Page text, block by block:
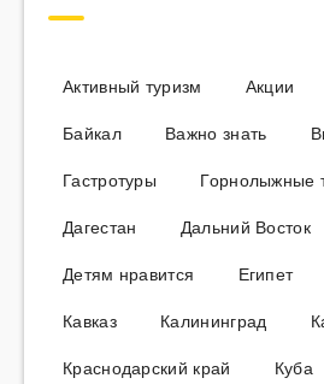
Активный туризм Акции
Байкал
Важно знать
Гастротуры
Горнолыжные
Дагестан
Дальний Восток
Детям нравится
Египет
Кавказ
Калининград
Краснодарский край
Куба